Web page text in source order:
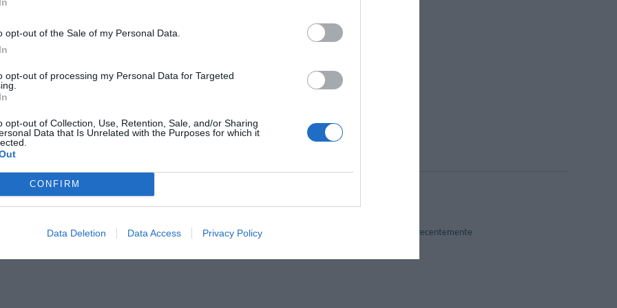
opt-out of the Sale of my Personal Data.
opt-out of processing my Personal Data for Targeted
opt-out of Collection, Use, Retention, Sale, and/or Sharing
Data that Is Unrelated with the Purposes for which it
CONFIRM
Data Deletion Data Access Privacy Policy
/ Palestra
Coperto
Percorsi in bicicletta
Servizio medico
Spiaggia Privata
dell'hotel
Hotel Business Ristrutturato recentemente